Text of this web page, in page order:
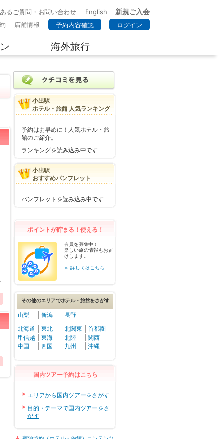
るご質問・お問い合わせ English 新規ご入会
店舗情報 予約内容確認 ログイン
海外旅行
小出駅
ホテル・旅館 人気ランキング
予約はお早めに！人気ホテル・旅
館のご紹介。
ランキングを読み込み中です…
小出駅
おすすめパンフレット
パンフレットを読み込み中です…
ポイントが貯まる！使える！
会員を募集中！
楽しい旅の情報もお届
けします。
≫ 詳しくはこちら
その他のエリアでホテル・旅館をさがす
山梨 新潟
長野
北海道
東北 北関東
首都圏
甲信越
東海 北陸
関西
中国
四国 九州 沖縄
国内ツアー予約はこちら
エリアから国内ツアーをさがす
目的・テーマで国内ツアーをさ
がす